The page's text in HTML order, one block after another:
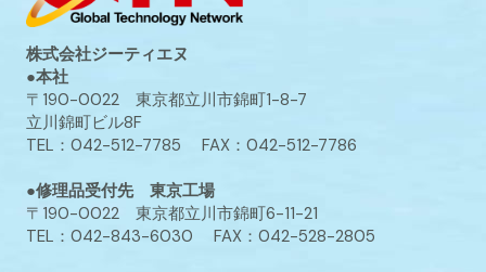
株式会社ジーティエヌ
●本社
〒190-0022 東京都立川市錦町1-8-7
立川錦町ビル8F
TEL：042-512-7785 FAX：042-512-7786
●修理品受付先 東京工場
〒190-0022 東京都立川市錦町6-11-21
TEL：042-843-6030 FAX：042-528-2805